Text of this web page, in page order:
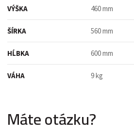
VÝŠKA 460 mm
ŠÍRKA 560 mm
HĹBKA 600 mm
VÁHA 9 kg
Máte otázku?